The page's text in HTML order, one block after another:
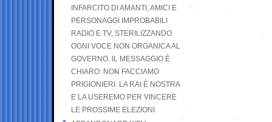
INFARCITO DI AMANTI, AMICI E
PERSONAGGI IMPROBABILI
RADIO E TV, STERILIZZANDO
OGNI VOCE NON ORGANICA AL
GOVERNO. IL MESSAGGIO È
CHIARO: NON FACCIAMO
PRIGIONIERI. LA RAI È NOSTRA
E LA USEREMO PER VINCERE
LE PROSSIME ELEZIONI